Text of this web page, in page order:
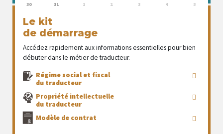
30
31 1 2 3 4 5
Le kit
de démarrage
Accédez rapidement aux informations essentielles pour bien
débuter dans le métier de traducteur.
Régime social et fiscal
du traducteur
Propriété intellectuelle
du traducteur
Modèle de contrat